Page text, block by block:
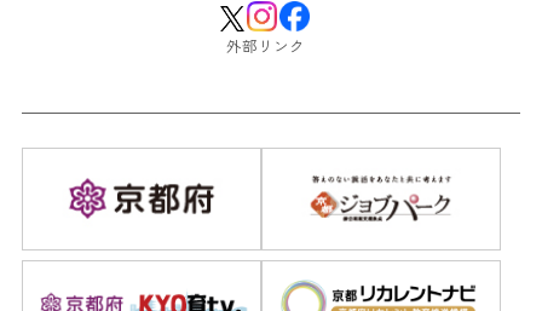
外部リンク